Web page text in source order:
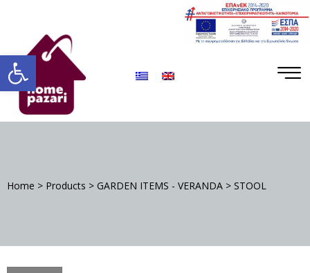
Open toolbar
Home > Products > GARDEN ITEMS - VERANDA > STOOL